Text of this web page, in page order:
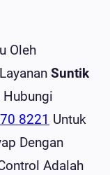
Oleh
Suntik
Hubungi
8221 Untuk
Dengan
Adalah